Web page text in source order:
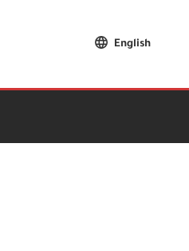
English